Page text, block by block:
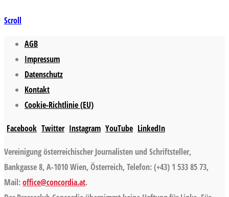
Scroll
AGB
Impressum
Datenschutz
Kontakt
Cookie-Richtlinie (EU)
Facebook Twitter Instagram YouTube LinkedIn
Vereinigung österreichischer Journalisten und Schriftsteller,
Bankgasse 8, A-1010 Wien, Österreich, Telefon: (+43) 1 533 85 73,
Mail:office@concordia.at.